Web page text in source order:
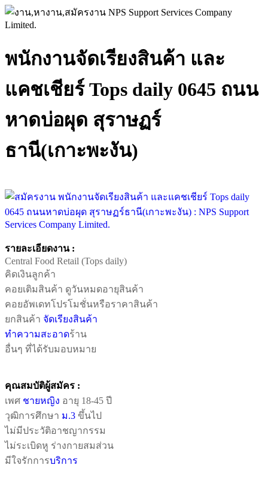
พนักงานจัดเรียงสินค้า และ
แคชเชียร์ Tops daily 0645 ถนน
หาดบ่อผุด สุราษฏร์
ธานี(เกาะพะงัน)
รายละเอียดงาน :
Central Food Retail (Tops daily)
คิดเงินลูกค้า
คอยเติมสินค้า ดูวันหมดอายุสินค้า
คอยอัพเดทโปรโมชั่นหรือราคาสินค้า
ยกสินค้า จัดเรียงสินค้า
ทำความสะอาดร้าน
อื่นๆ ที่ได้รับมอบหมาย
คุณสมบัติผู้สมัคร :
เพศ ชายหญิง อายุ 18-45 ปี
วุฒิการศึกษา ม.3 ขึ้นไป
ไม่มีประวัติอาชญากรรม
ไม่ระเบิดหู ร่างกายสมส่วน
มีใจรักการบริการ